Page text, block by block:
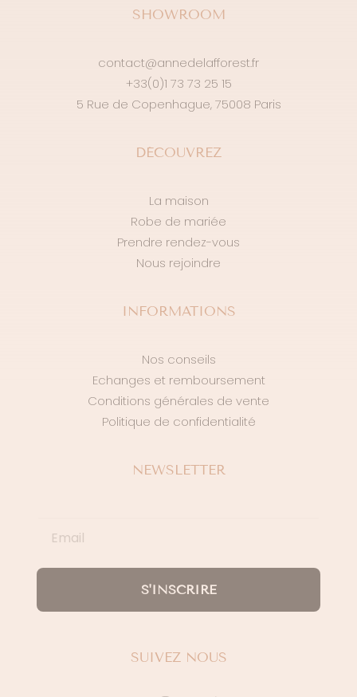
SHOWROOM
contact@annedelafforest.fr
+33(0)1 73 73 25 15
5 Rue de Copenhague, 75008 Paris
DÉCOUVREZ
La maison
Robe de mariée
Prendre rendez-vous
Nous rejoindre
INFORMATIONS
Nos conseils
Echanges et remboursement
Conditions générales de vente
Politique de confidentialité
NEWSLETTER
S'INSCRIRE
SUIVEZ NOUS